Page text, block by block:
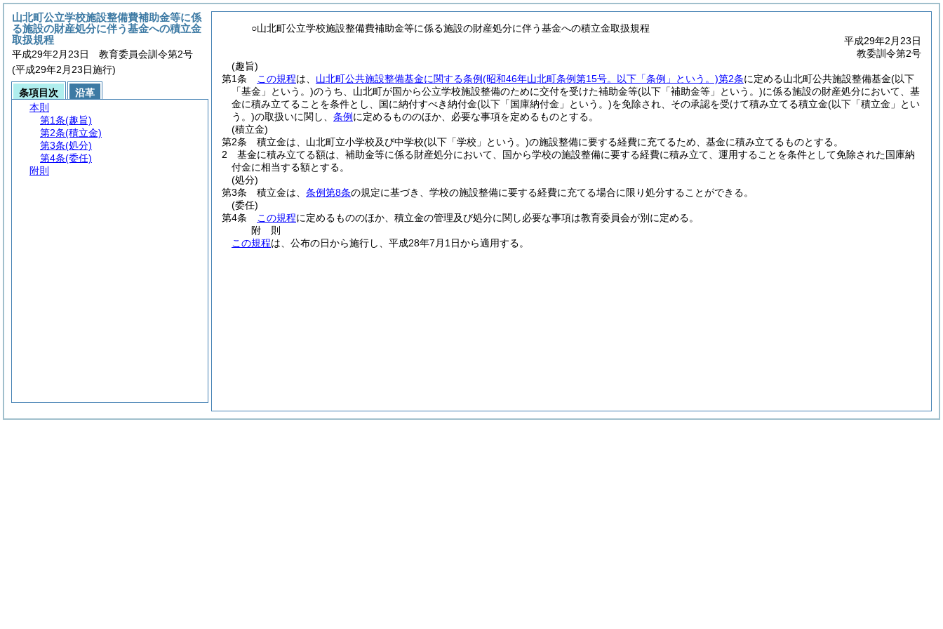
○山北町公立学校施設整備費補助金等に係る施設の財産処分に伴う基金への積立金取扱規程
平成29年2月23日
教委訓令第2号
(趣旨)
第1条
この規程は、 山北町公共施設整備基金に関する条例(昭和46年山北町条例第15号。以下「条例」という。)第2条に定める山北町公共施設整備基金(以下
「基金」という。)のうち、山北町が国から公立学校施設整備のために交付を受けた補助金等(以下「補助金等」という。)に係る施設の財産処分において、基
金に積み立てることを条件とし、国に納付すべき納付金(以下「国庫納付金」という。)を免除され、その承認を受けて積み立てる積立金(以下「積立金」とい
う。)の取扱いに関し、 条例 に定めるもののほか、必要な事項を定めるものとする。
(積立金)
第2条
積立金は、山北町立小学校及び中学校(以下「学校」という。)の施設整備に要する経費に充てるため、基金に積み立てるものとする。
2
基金に積み立てる額は、補助金等に係る財産処分において、国から学校の施設整備に要する経費に積み立て、運用することを条件として免除された国庫納
付金に相当する額とする。
(処分)
第3条
積立金は、 条例第8条の規定に基づき、学校の施設整備に要する経費に充てる場合に限り処分することができる。
(委任)
第4条
この規程に定めるもののほか、積立金の管理及び処分に関し必要な事項は教育委員会が別に定める。
附 則
この規程は、公布の日から施行し、平成28年7月1日から適用する。
山北町公立学校施設整備費補助金等に係
る施設の財産処分に伴う基金への積立金
取扱規程
平成29年2月23日 教育委員会訓令第2号
(平成29年2月23日施行)
条項目次
沿革
本則
第1条(趣旨)
第2条(積立金)
第3条(処分)
第4条(委任)
附則